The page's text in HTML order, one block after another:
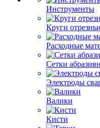
Инструменты
Круги
Расходные
Сетки
Электроды
Валики
Кисти